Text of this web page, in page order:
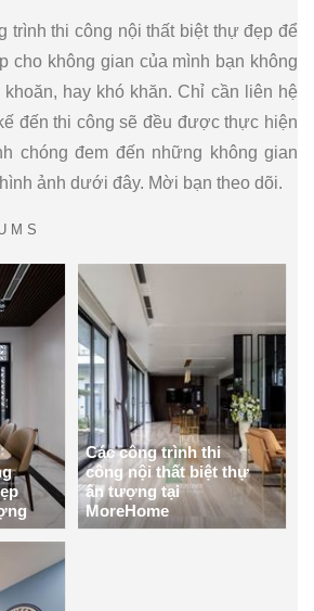
trình thi công nội thất biệt thự đẹp để
cho không gian của mình bạn không
hay khó khăn. Chỉ cần liên hệ
đến thi công sẽ đều được thực hiện
chóng đem đến những không gian
ảnh dưới đây. Mời bạn theo dõi.
Các công trình thi
công nội thất biệt thự
ấn tượng tại
MoreHome